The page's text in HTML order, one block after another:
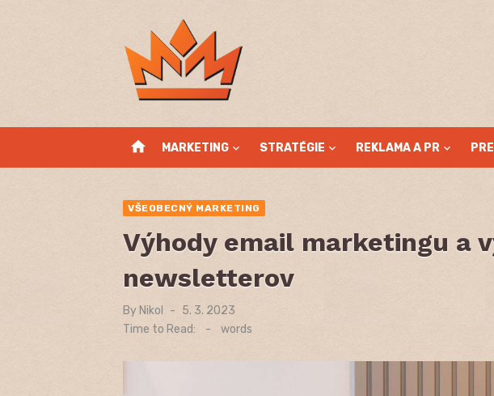
home MARKETING STRATÉGIE REKLAMA A PR
VŠEOBECNÝ MARKETING
Výhody email marketingu a
newsletterov
By Nikol
Posted
on
5. 3. 2023
Time to Read:
- words